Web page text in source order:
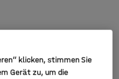
klicken, stimmen Sie
Gerät zu, um die